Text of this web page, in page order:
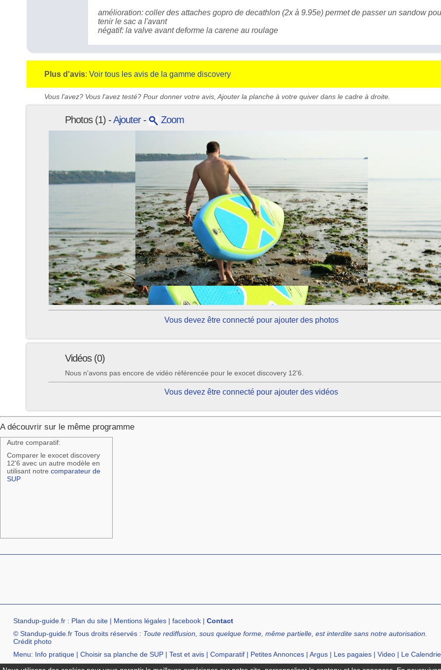
amélioration: coller des attaches gopro de decathlon (2x à 9.95e) permet de passer un sandow
tenir le sac a l'avant
négatif: la valve avant deforme la carene au roulage
Plus d'avis:Voir tous les avis de la gamme discovery
Vous l'avez? Vous l'avez testé? Pour donner votre avis, Ajouter la planche à votre quiver dans le cadre à droite.
Photos (1) -Ajouter- Zoom
Vous devez être connecté pour ajouter des photos
Vidéos (0)
Nous n'avons pas encore de vidéo référencée pour le exocet discovery 12'6.
Vous devez être connecté pour ajouter des vidéos
A découvrir sur le même programme
Autre comparatif:
Comparer le exocet discovery
12'6 avec un autre modèle en
utilisant notrecomparateur de
SUP
Standup-guide.fr: Plan du site| Mentions légales| facebook| Contact
© Standup-guide.fr Tous droits réservés : Toute rediffusion, sous quelque forme, même partielle, est interdite sans notre autorisation.
Crédit photo
Menu: Info pratique| Choisir sa planche de SUP| Test et avis| Comparatif| Petites Annonces| Argus| Les pagaies| Video| Le
Annuaire :
SurfShop et Magasins pour acheter un SUP Points Location de SUP Ecole de SUP